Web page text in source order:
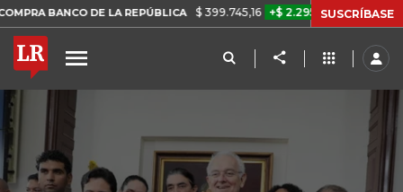
DE LA REPÚBLICA $ 399.745,16 +$ 2.295,71 +0,58% TASA DE
SUSCRÍBASE